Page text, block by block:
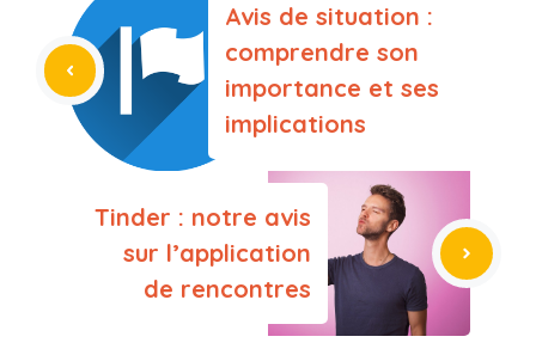
Avis de situation :
comprendre son
importance et ses
implications
Tinder : notre avis
sur l’application
de rencontres